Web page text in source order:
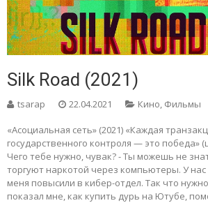
Silk Road (2021)
tsarap 22.04.2021 Кино, Фильмы
«Асоциальная сеть» (2021) «Каждая
государственного контроля — это победа»
Чего тебе нужно, чувак? - Ты можешь не
торгуют наркотой через компьютеры. У
меня повысили в кибер-отдел. Так что
показал мне, как купить дурь на Ютубе,